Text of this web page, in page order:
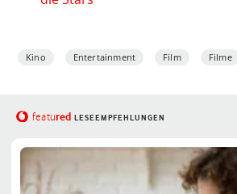
Kino Entertainment Film Filme
featured LESEEMPFEHLUNGEN